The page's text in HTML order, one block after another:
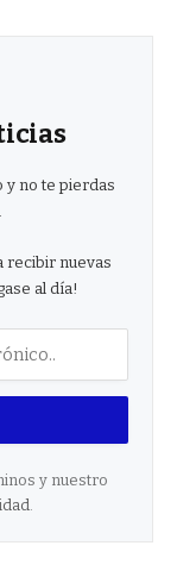
y no te pierdas
recibir nuevas
al día!
y nuestro
.